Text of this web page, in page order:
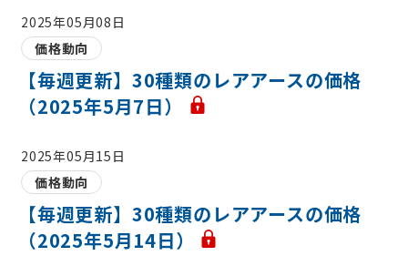
2025年05月08日
価格動向
【毎週更新】30種類のレアアースの価格
（2025年5月7日）
2025年05月15日
価格動向
【毎週更新】30種類のレアアースの価格
（2025年5月14日）